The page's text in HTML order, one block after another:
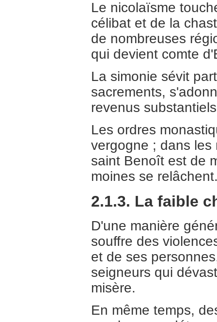
Le nicolaïsme
célibat et de la
de nombreuses
qui devient comte
La simonie sévit
sacrements,
revenus
Les ordres
vergogne ; dans
saint Benoît est de
moines se
2.1.3. La faible
D'une manière
souffre des
et de ses
seigneurs qui
misère.
En même temps,